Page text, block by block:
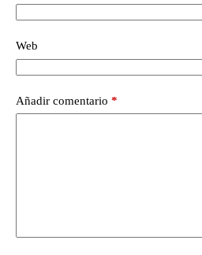
Web
Añadir comentario *